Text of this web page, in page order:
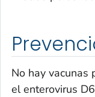
No hay vacunas
el enterovirus